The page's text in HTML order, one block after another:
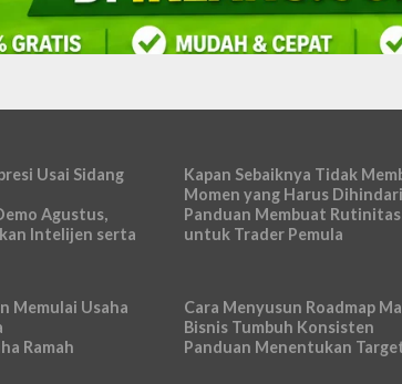
Usai Sidang
Agustus,
Intelijen serta
Kapan Sebaiknya Tidak
Momen yang Harus Dihindari
Panduan Membuat
untuk Trader Pemula
Memulai Usaha
Ramah
Cara Menyusun Roadmap
Bisnis Tumbuh Konsisten
Panduan Menentukan